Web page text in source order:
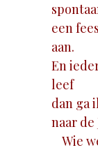
een
aan.
En
leef
dan ga
naar de
Wie